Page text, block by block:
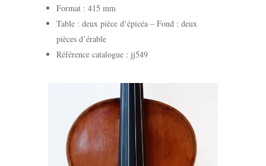
Format : 415 mm
Table : deux pièce d’épicéa – Fond : deux
pièces d’érable
Référence catalogue : jj549